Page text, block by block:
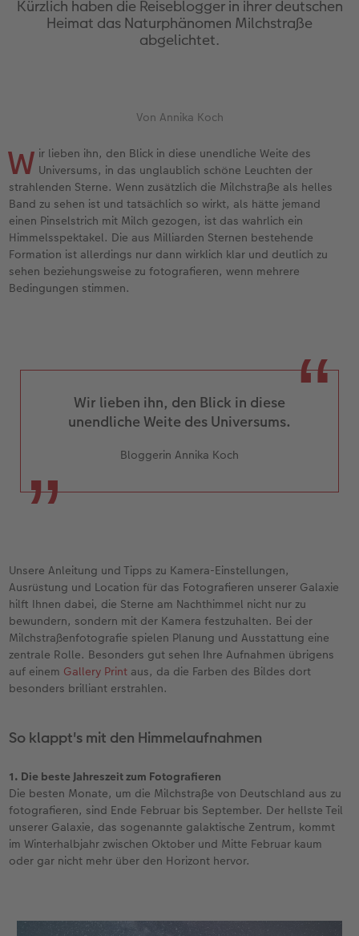
Erinnerungstasche
Personalisierter Schuber
Inspiration
Jahrbuch
Reisefotobuch
Kundenbeispiele
Webinare & VHS
hexxas
Acrylglas
Gallery Print
Hartschaum
Foto auf Holz
Mehrteiler
Bestellwege
Fotosets
Fotosticker
Premium Poster
Rahmen
Fotogrößen & Formate
Bestellwege
Last Minute Fotos
Fototassen
Emaille Becher
Dekoration
Schule & Büro
Textilien
Art Prints
Faber-Castell
Geburtskarten
Taufkarten
Postkarten verschicken
Fotokarten
Digitale Grußkarte
Bestellwege
Papierqualitäten
Silikonhüllen
Handykette
Lederhüllen
Holzhüllen
Bio-based Case
Mit Design
Bestellwege
Papierqualitäten
Bestellwege
Kalender mit fertigem Design
Gestaltungsideen
CEWE myPhotos
Neuheiten
Danke sagen
für Männer
für Freundinnen
für Kinder
für Großeltern
für Tierfreunde
Einfach & schnell gestaltet
Erste Schritte
Softwaretipps
Kürzlich haben die Reiseblogger in ihrer deutschen
Heimat das Naturphänomen Milchstraße
abgelichtet.
Von Annika Koch
W ir lieben ihn, den Blick in diese unendliche Weite des
Universums, in das unglaublich schöne Leuchten der
strahlenden Sterne. Wenn zusätzlich die Milchstraße als helles
Band zu sehen ist und tatsächlich so wirkt, als hätte jemand
einen Pinselstrich mit Milch gezogen, ist das wahrlich ein
Himmelsspektakel. Die aus Milliarden Sternen bestehende
Formation ist allerdings nur dann wirklich klar und deutlich zu
sehen beziehungsweise zu fotografieren, wenn mehrere
Bedingungen stimmen.
Wir lieben ihn, den Blick in diese
unendliche Weite des Universums.
Bloggerin Annika Koch
Unsere Anleitung und Tipps zu Kamera-Einstellungen,
Ausrüstung und Location für das Fotografieren unserer Galaxie
hilft Ihnen dabei, die Sterne am Nachthimmel nicht nur zu
bewundern, sondern mit der Kamera festzuhalten. Bei der
Milchstraßenfotografie spielen Planung und Ausstattung eine
zentrale Rolle. Besonders gut sehen Ihre Aufnahmen übrigens
auf einem Gallery Print aus, da die Farben des Bildes dort
besonders brilliant erstrahlen.
So klappt's mit den Himmelaufnahmen
1. Die beste Jahreszeit zum Fotografieren
Die besten Monate, um die Milchstraße von Deutschland aus zu
fotografieren, sind Ende Februar bis September. Der hellste Teil
unserer Galaxie, das sogenannte galaktische Zentrum, kommt
im Winterhalbjahr zwischen Oktober und Mitte Februar kaum
oder gar nicht mehr über den Horizont hervor.